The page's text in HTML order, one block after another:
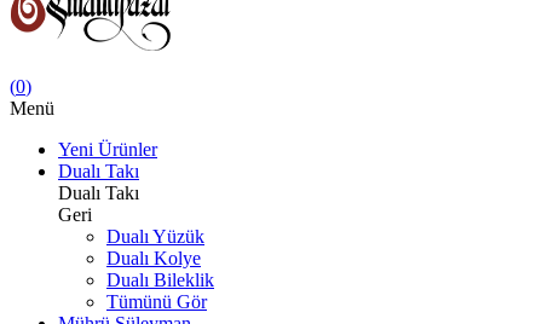
(0)
Menü
Yeni Ürünler
Dualı Takı
Dualı Takı
Geri
Dualı Yüzük
Dualı Kolye
Dualı Bileklik
Tümünü Gör